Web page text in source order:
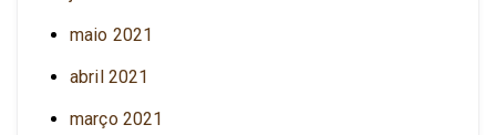
maio 2021
abril 2021
março 2021